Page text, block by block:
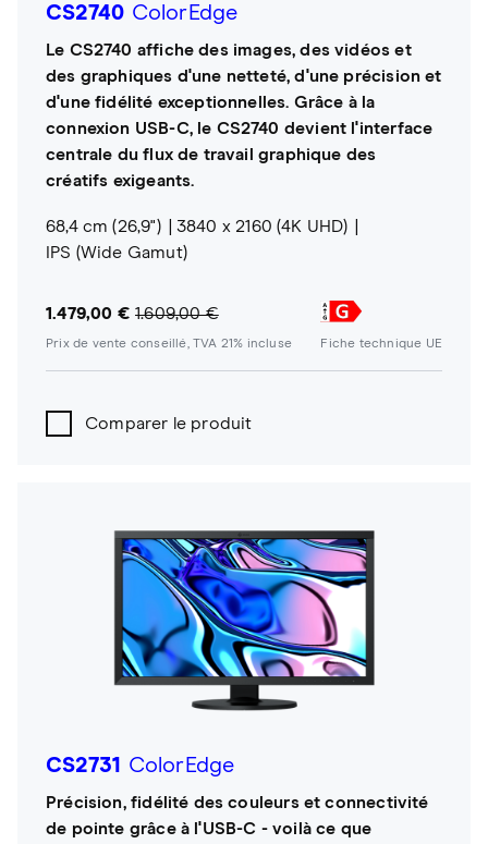
CS2740 ColorEdge
Le CS2740 affiche des images, des vidéos et
des graphiques d'une netteté, d'une précision et
d'une fidélité exceptionnelles. Grâce à la
connexion USB-C, le CS2740 devient l'interface
centrale du flux de travail graphique des
créatifs exigeants.
68,4 cm (26,9")
3840 x 2160 (4K UHD)
IPS (Wide Gamut)
1.479,00 € 1.609,00 €
Prix de vente conseillé, TVA 21% incluse Fiche technique UE
Comparer le produit
CS2731 ColorEdge
Précision, fidélité des couleurs et connectivité
de pointe grâce à l'USB-C - voilà ce que